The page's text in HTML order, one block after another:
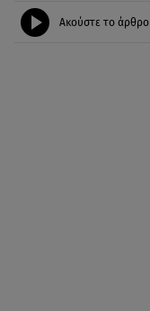
Ακούστε το άρθρο